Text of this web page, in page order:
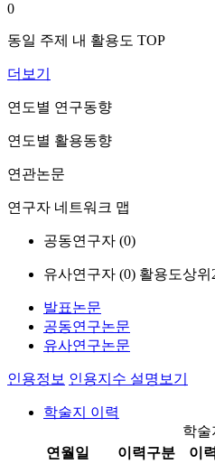
0
동일 주제 내 활용도 TOP
더보기
연도별 연구동향
연도별 활용동향
연관논문
연구자 네트워크 맵
공동연구자 (0)
유사연구자 (0) 활용도상위
발표논문
공동연구논문
유사연구논문
인용정보 인용지수 설명보기
학술지 이력
학술
연월일
이력구분 이